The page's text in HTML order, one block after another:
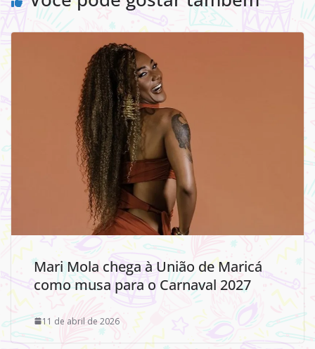
Mari Mola chega à União de Maricá
como musa para o Carnaval 2027
11 de abril de 2026